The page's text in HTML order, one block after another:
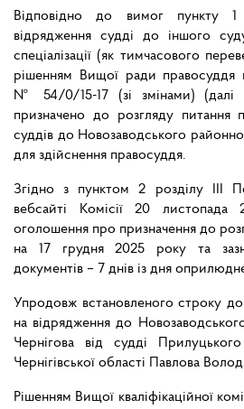
Відповідно до вимог пункту
відрядження судді до іншого
спеціалізації (як тимчасового
рішенням Вищої ради правосуддя
№ 54/0/15-17 (зі змінами) (далі
призначено до розгляду питання
суддів до Новозаводського
для здійснення правосуддя.
Згідно з пунктом 2 розділу III
вебсайті Комісії 20
оголошення про призначення до
на 17 грудня 2025 року та
документів – 7 днів із дня
Упродовж встановленого строку до
на відрядження до
Чернігова від судді
Чернігівської області Павлова
Рішенням Вищої кваліфікаційної